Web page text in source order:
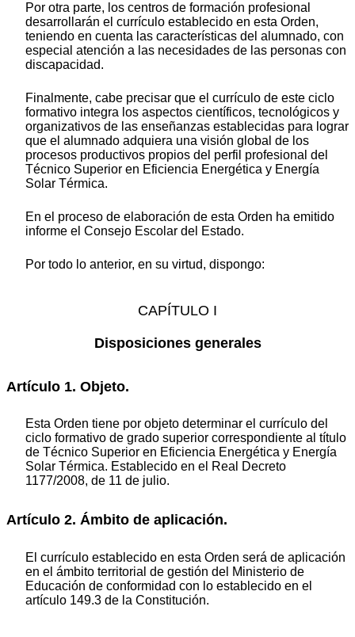
Por otra parte, los centros de formación profesional
desarrollarán el currículo establecido en esta Orden,
teniendo en cuenta las características del alumnado, con
especial atención a las necesidades de las personas con
discapacidad.
Finalmente, cabe precisar que el currículo de este ciclo
formativo integra los aspectos científicos, tecnológicos y
organizativos de las enseñanzas establecidas para lograr
que el alumnado adquiera una visión global de los
procesos productivos propios del perfil profesional del
Técnico Superior en Eficiencia Energética y Energía
Solar Térmica.
En el proceso de elaboración de esta Orden ha emitido
informe el Consejo Escolar del Estado.
Por todo lo anterior, en su virtud, dispongo:
CAPÍTULO I
Disposiciones generales
Artículo 1. Objeto.
Esta Orden tiene por objeto determinar el currículo del
ciclo formativo de grado superior correspondiente al título
de Técnico Superior en Eficiencia Energética y Energía
Solar Térmica. Establecido en el Real Decreto
1177/2008, de 11 de julio.
Artículo 2. Ámbito de aplicación.
El currículo establecido en esta Orden será de aplicación
en el ámbito territorial de gestión del Ministerio de
Educación de conformidad con lo establecido en el
artículo 149.3 de la Constitución.